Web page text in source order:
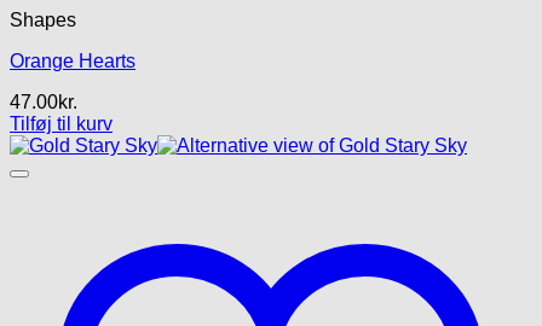
Shapes
Orange Hearts
47.00kr.
Tilføj til kurv